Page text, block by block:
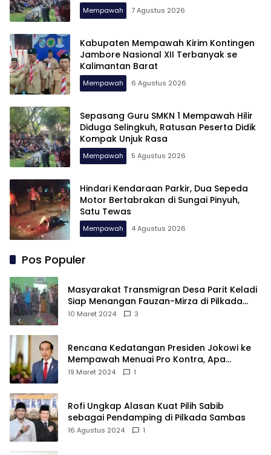
Mempawah 7 Agustus 2026
Kabupaten Mempawah Kirim Kontingen
Jambore Nasional XII Terbanyak se
Kalimantan Barat
Mempawah 6 Agustus 2026
Sepasang Guru SMKN 1 Mempawah Hilir
Diduga Selingkuh, Ratusan Peserta Didik
Kompak Unjuk Rasa
Mempawah 5 Agustus 2026
Hindari Kendaraan Parkir, Dua Sepeda
Motor Bertabrakan di Sungai Pinyuh,
Satu Tewas
Mempawah 4 Agustus 2026
Pos Populer
Masyarakat Transmigran Desa Parit Keladi
Siap Menangan Fauzan-Mirza di Pilkada
Kubu Raya
10 Maret 2024 3
Rencana Kedatangan Presiden Jokowi ke
Mempawah Menuai Pro Kontra, Apa
Sebabnya?
19 Maret 2024 1
Rofi Ungkap Alasan Kuat Pilih Sabib
sebagai Pendamping di Pilkada Sambas
16 Agustus 2024 1